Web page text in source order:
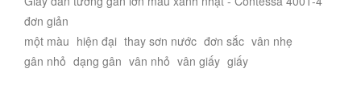
đơn giản
một màu hiện đại thay sơn nước đơn sắc vân nhẹ
gân nhỏ dạng gân vân nhỏ vân giấy giấy